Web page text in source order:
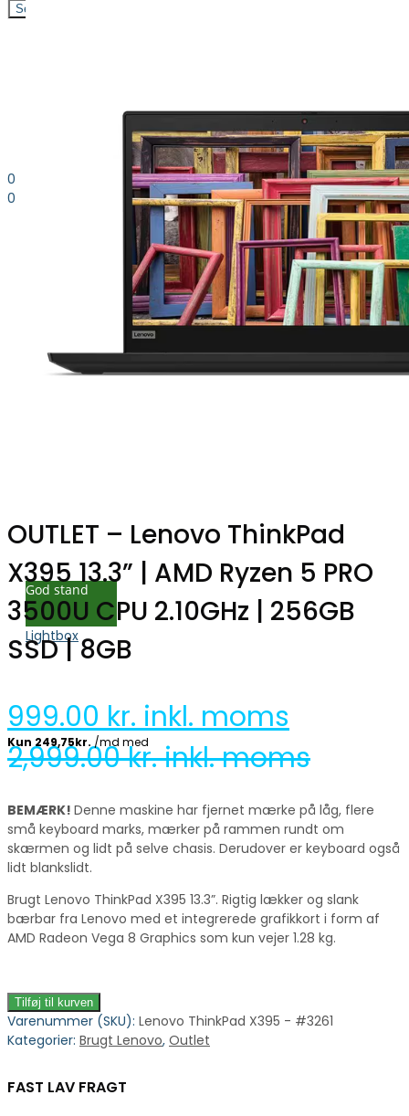
0
0
kr. inkl. moms
Search
God stand
Lightbox
OUTLET – Lenovo ThinkPad
X395 13.3” | AMD Ryzen 5 PRO
3500U CPU 2.10GHz | 256GB
SSD | 8GB
999.00 kr. inkl. moms
2,999.00kr. inkl. moms
BEMÆRK! Denne maskine har fjernet mærke på låg, flere
små keyboard marks, mærker på rammen rundt om
skærmen og lidt på selve chasis. Derudover er keyboard også
lidt blankslidt.
Brugt Lenovo ThinkPad X395 13.3”. Rigtig lækker og slank
bærbar fra Lenovo med et integrerede grafikkort i form af
AMD Radeon Vega 8 Graphics som kun vejer 1.28 kg.
Tilføj til kurven
Varenummer (SKU): Lenovo ThinkPad X395 - #3261
Kategorier: Brugt Lenovo, Outlet
FAST LAV FRAGT